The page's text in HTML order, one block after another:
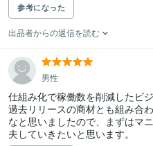
参考になった
出品者からの返信を読む
男性
仕組み化で稼働数を削減したビ
過去リリースの商材とも組み合
なと思いましたので、まずはマ
夫していきたいと思います。